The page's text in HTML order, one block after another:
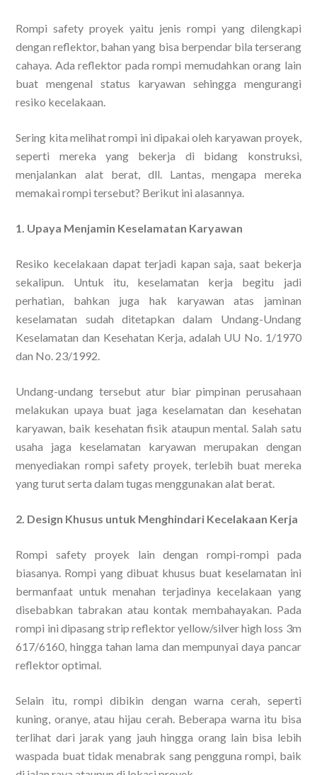
Rompi safety proyek yaitu jenis rompi yang dilengkapi
dengan reflektor, bahan yang bisa berpendar bila terserang
cahaya. Ada reflektor pada rompi memudahkan orang lain
buat mengenal status karyawan sehingga mengurangi
resiko kecelakaan.
Sering kita melihat rompi ini dipakai oleh karyawan proyek,
seperti mereka yang bekerja di bidang konstruksi,
menjalankan alat berat, dll. Lantas, mengapa mereka
memakai rompi tersebut? Berikut ini alasannya.
1. Upaya Menjamin Keselamatan Karyawan
Resiko kecelakaan dapat terjadi kapan saja, saat bekerja
sekalipun. Untuk itu, keselamatan kerja begitu jadi
perhatian, bahkan juga hak karyawan atas jaminan
keselamatan sudah ditetapkan dalam Undang-Undang
Keselamatan dan Kesehatan Kerja, adalah UU No. 1/1970
dan No. 23/1992.
Undang-undang tersebut atur biar pimpinan perusahaan
melakukan upaya buat jaga keselamatan dan kesehatan
karyawan, baik kesehatan fisik ataupun mental. Salah satu
usaha jaga keselamatan karyawan merupakan dengan
menyediakan rompi safety proyek, terlebih buat mereka
yang turut serta dalam tugas menggunakan alat berat.
2. Design Khusus untuk Menghindari Kecelakaan Kerja
Rompi safety proyek lain dengan rompi-rompi pada
biasanya. Rompi yang dibuat khusus buat keselamatan ini
bermanfaat untuk menahan terjadinya kecelakaan yang
disebabkan tabrakan atau kontak membahayakan. Pada
rompi ini dipasang strip reflektor yellow/silver high loss 3m
617/6160, hingga tahan lama dan mempunyai daya pancar
reflektor optimal.
Selain itu, rompi dibikin dengan warna cerah, seperti
kuning, oranye, atau hijau cerah. Beberapa warna itu bisa
terlihat dari jarak yang jauh hingga orang lain bisa lebih
waspada buat tidak menabrak sang pengguna rompi, baik